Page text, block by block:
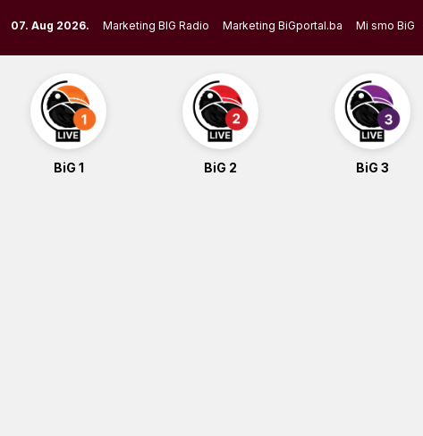
to
content
07. Aug 2026. Marketing BIG Radio Marketing BiGportal.ba Mi smo BiG
BiG 1 BiG 2 BiG 3